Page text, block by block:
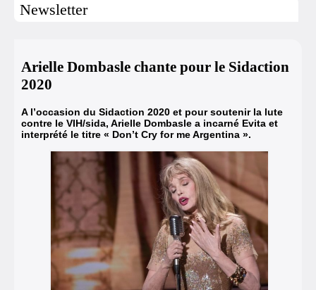
Newsletter
Arielle Dombasle chante pour le Sidaction
2020
A l’occasion du Sidaction 2020 et pour soutenir la lute
contre le VIH/sida, Arielle Dombasle a incarné Evita et
interprété le titre « Don’t Cry for me Argentina ».